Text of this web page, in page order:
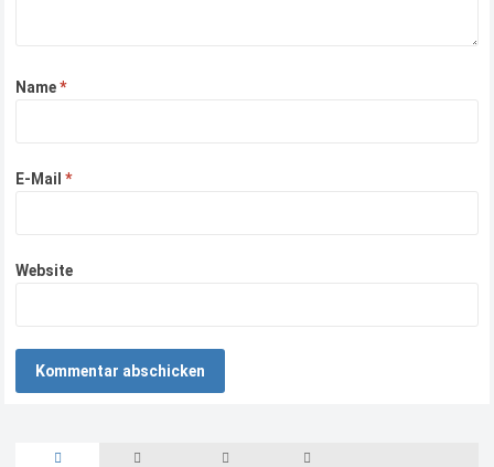
Name*
E-Mail*
Website